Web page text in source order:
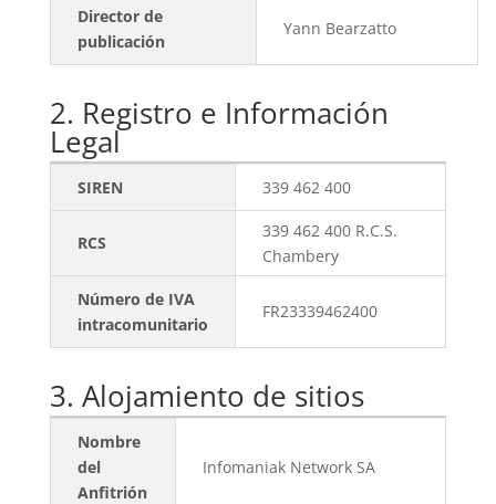
Director de
publicación
Yann Bearzatto
2. Registro e Información
Legal
SIREN 339 462 400
RCS
339 462 400 R.C.S.
Chambery
Número de IVA
intracomunitario
FR23339462400
3. Alojamiento de sitios
Nombre
del
Anfitrión
Infomaniak Network SA